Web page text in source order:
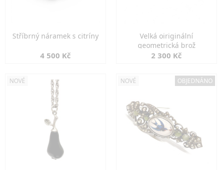
Stříbrný náramek s citríny
4 500 Kč
Velká oiriginální
geometrická brož
2 300 Kč
NOVÉ NOVÉ OBJEDNÁNO